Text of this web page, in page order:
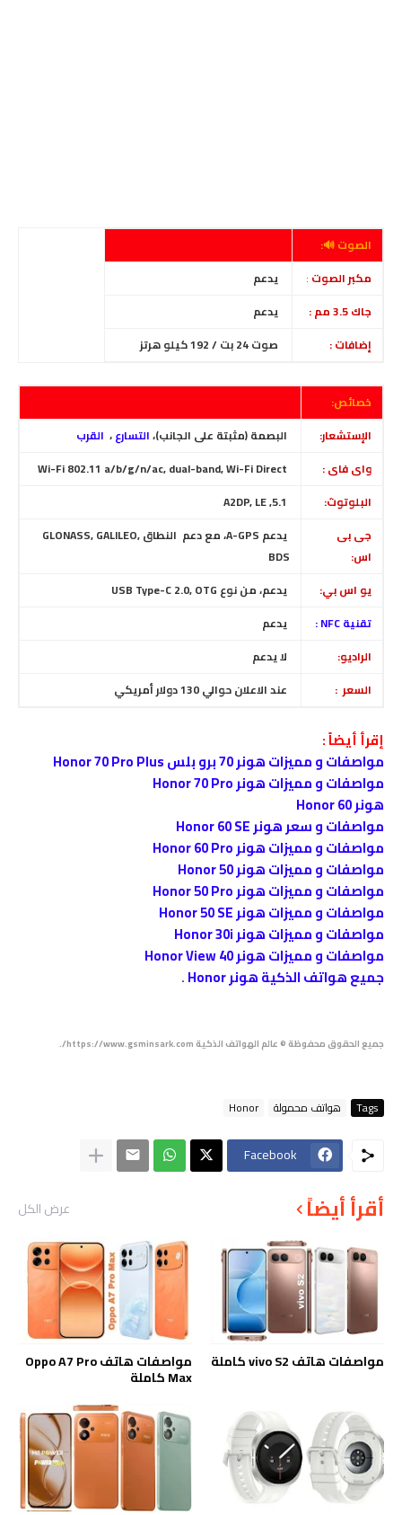
الصوت 🔊:
مكبر الصوت :
يدعم
جاك 3.5 مم :
يدعم
إضافات :
صوت 24 بت / 192 كيلو هرتز
خصائص:
الإستشعار:
البصمة (مثبتة على الجانب)،التسارع، القرب
واى فاى :
البلوتوث:
5.1, A2DP, LE
جى بى
اس:
يدعم A-GPS
، مع دعم النطاق GLONASS, GALILEO,
BDS
يو اس بي:
يدعم، من نوع USB Type-C 2.0, OTG
تقنية NFC :
يدعم
الراديو:
لا يدعم
السعر :
عند الاعلان حوالي 130 دولار أمريكي
إقرأ أيضاً :
مواصفات و مميزات هونر 70 برو بلس Honor 70 Pro Plus
مواصفات و مميزات هونر Honor 70 Pro
هونر Honor 60
مواصفات و سعر هونر Honor 60 SE
مواصفات و مميزات هونر Honor 60 Pro
مواصفات و مميزات هونر Honor 50
مواصفات و مميزات هونر Honor 50 Pro
مواصفات و مميزات هونر Honor 50 SE
مواصفات و مميزات هونر Honor 30i
مواصفات و مميزات هونر Honor View 40
جميع هواتف الذكية هونر Honor
.
جميع الحقوق محفوظة © عالم الهواتف الذكية https://www.gsminsark.com/.
Tags هواتف محمولة Honor
Facebook
أقرأ أيضاً عرض الكل
مواصفات هاتف vivo S2 كاملة مواصفات هاتف Oppo A7 Pro
Max كاملة